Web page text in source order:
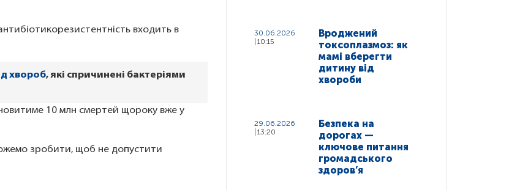
входить в
хвороб, які спричинені бактеріями
10 млн смертей щороку вже у
зробити, щоб не допустити
30.06.2026
10:15
Вроджений
токсоплазмоз: як
мамі вберегти
дитину від
хвороби
29.06.2026
13:20
Безпека на
дорогах —
ключове питання
громадського
здоров’я